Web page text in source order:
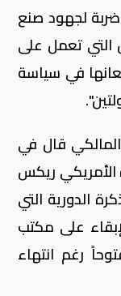
ضربة لجهود صنع
التي تعمل على
في سياسة
قال في
الأمريكي ريكس
الدورية التي
على مكتب
رغم انتهاء